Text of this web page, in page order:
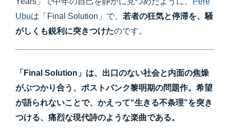
Ubuは「Final Solution」で、 若者の狂気と停滞を、騒
がしくも鋭利に突きつけたのです。
「Final Solution」は、出口のない社会と内面の焦燥
がぶつかり合う、ポストパンク黎明期の問題作。希望
が語られないことで、かえって“生きる不条理”を突き
つける、痛烈な現代詩のような楽曲である。